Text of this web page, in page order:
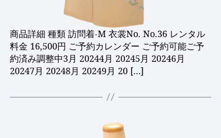
商品詳細 種類 訪問着-M 衣裳No. No.36 レンタル
料金 16,500円 ご予約カレンダー ご予約可能ご予
約済み調整中3月 20244月 20245月 20246月
20247月 20248月 20249月 20 […]